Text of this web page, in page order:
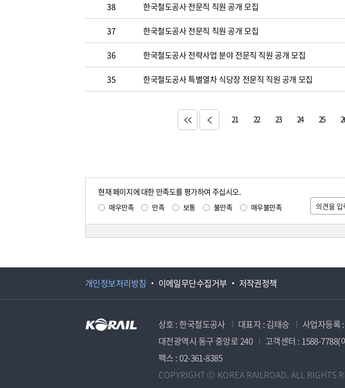
38 한국철도공사 전문직 직원 공개 모집
37 한국철도공사 전문직 직원 공개 모집
36 한국철도공사 전략사업 분야 전문직 직원 공개 모집
35 한국철도공사 특별열차 식당장 전문직 직원 공개 모집
21 22 23 24 25
현재 페이지에 대한 만족도를 평가하여 주십시오.
매우만족 만족 보통 불만족 매우불만족
개인정보처리방침 이메일무단수집거부 저작권정책
상호 : 한국철도공사 대표자 : 김태승 사업자등록
대전광역시 동구 중앙로 240
고객센터 : 1588-7788(
팩스 : 02-361-8385
COPYRIGHT ⓒ KOREA RAILROAD. ALL RIGHTS